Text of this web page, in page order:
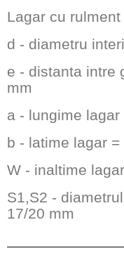
Lagar cu
d - diametru
e - distanta intre
mm
a - lungime lagar
b - latime lagar =
W - inaltime
S1,S2 -
17/20 mm